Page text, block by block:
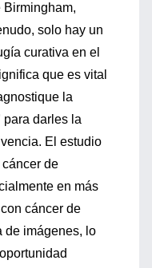
solo hay un
curativa en el
que es vital
la
darles la
El estudio
de
en más
cáncer de
de imágenes, lo